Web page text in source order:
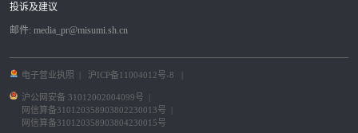
投诉及建议
邮件: media_pr@misumi.sh.cn
电子营业执照 沪ICP备11004012号-8
沪公网安备 31012002004099号
网信算备310120358903802230013号
网信算备310120358903804230015号